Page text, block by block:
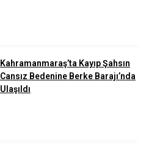
Kahramanmaraş’ta Kayıp Şahsın
Cansız Bedenine Berke Barajı’nda
Ulaşıldı